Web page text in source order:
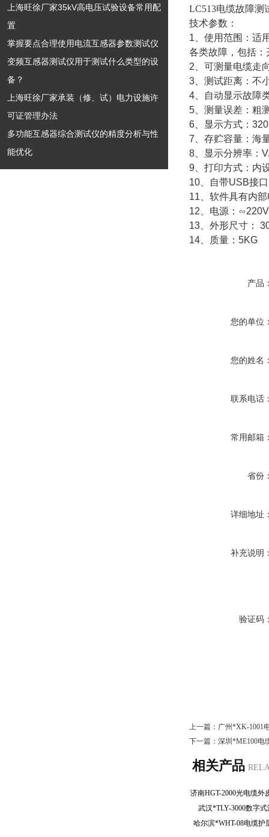
上海旺徐厂家35kV高电压试验设备常用配
置
掌握要点合理使用电流互感器参数测试仪
变频互感器测试仪用于测试什么类型的设
备？
上海旺徐厂家承装（修、试）电力设施许
可证管理办法
多功能互感器综合测试仪的精度分析与性
能优化
LC513电缆故障测
技术参数：
1、使用范围：适
各类故障，包括
2、可测量电缆走
3、测试距离：
4、自动显示故障
5、测量误差：粗
6、显示方式：
7、存贮容量：海
8、显示分辨率：
9、打印方式：内
10、自带USB接
11、软件具有内
12、电源：
13、外形尺寸：
14、质量：5KG
产品
您的单位
您的姓名
联系电话
常用邮箱
省份
详细地址
补充说明
验证码
上一篇： 广州*XK-1001
下一篇： 深圳*ME100电
相关产品
武汉*TLY-3000数字
哈尔滨*WHT-08电缆